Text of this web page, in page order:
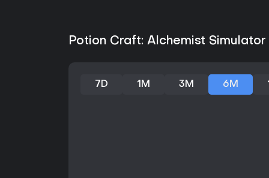
Potion Craft: Alchemist
7D 1M 3M 6M